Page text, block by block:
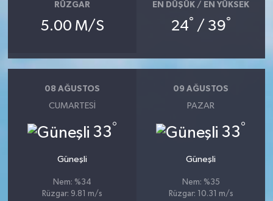
RÜZGAR
5.00 M/S
EN DÜŞÜK / EN YÜKSEK
24° / 39°
08 AĞUSTOS
CUMARTESI
33°
Güneşli
Nem: %34
Rüzgar: 9.81 m/s
09 AĞUSTOS
PAZAR
33°
Güneşli
Nem: %35
Rüzgar: 10.31 m/s